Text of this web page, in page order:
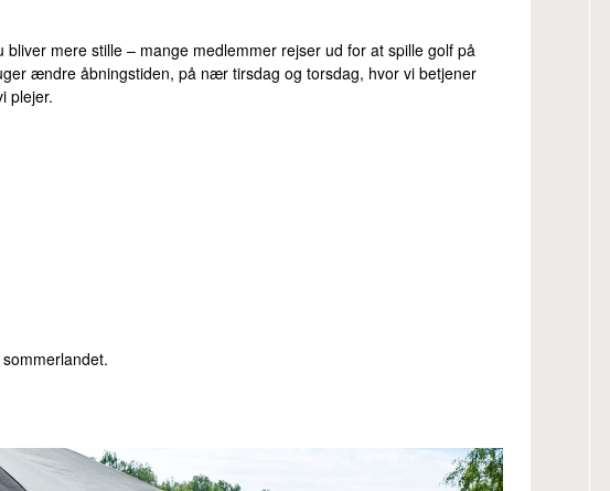
mere stille – mange medlemmer rejser ud for at spille golf på
ændre åbningstiden, på nær tirsdag og torsdag, hvor vi betjener
plejer.